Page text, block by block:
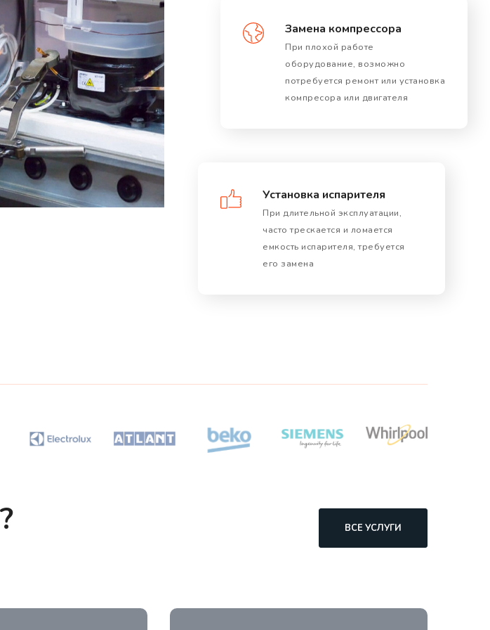
Замена компрессора
При плохой работе
оборудование, возможно
потребуется ремонт или установка
компресора или двигателя
Установка испарителя
При длительной эксплуатации,
часто трескается и ломается
емкость испарителя, требуется
его замена
ВСЕ УСЛУГИ